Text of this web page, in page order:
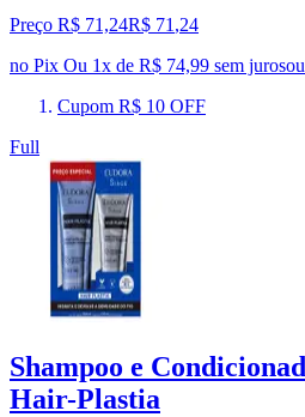
Preço R$ 71,24R$ 71 ,24
no Pix Ou 1x de R$ 74,99 sem jurosou
Cupom R$ 10 OFF
Full
Shampoo e
Hair-Plastia